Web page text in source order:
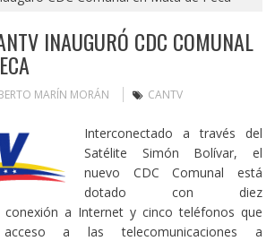
INAUGURÓ CDC COMUNAL
MARÍN MORÁN CANTV
Interconectado a través del
Satélite Simón Bolívar, el
nuevo CDC Comunal está
dotado con diez
conexión a Internet y cinco teléfonos que
a las telecomunicaciones a